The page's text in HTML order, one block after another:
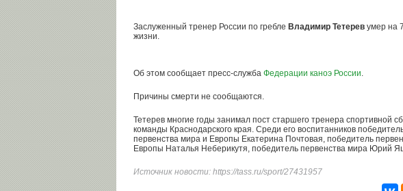
Заслуженный тренер России по гребле Владимир Тетерев умер на
жизни.
Об этом сообщает пресс-служба Федерации каноэ России.
Причины смерти не сообщаются.
Тетерев многие годы занимал пост старшего тренера спортивной
команды Краснодарского края. Среди его воспитанников
первенства мира и Европы Екатерина Почтовая, победитель
Европы Наталья Неберикутя, победитель первенства мира Юрий
Источник новости: https://tass.ru/sport/27431957